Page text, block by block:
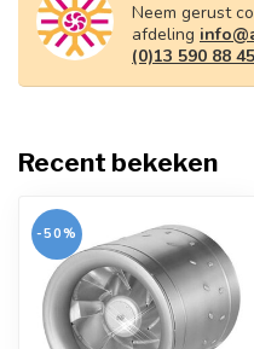
Neem gerust
afdeling
(0)13 590 88 45
Recent bekeken
-50%